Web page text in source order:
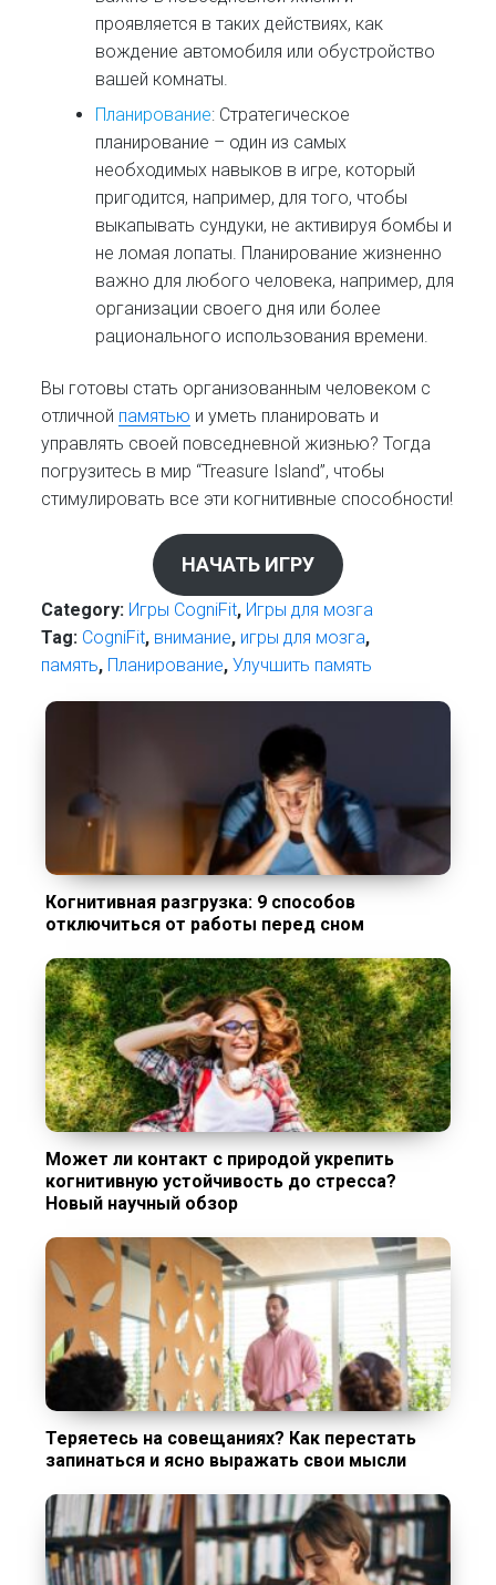
проявляется в таких действиях, как
вождение автомобиля или обустройство
вашей комнаты.
Планирование: Стратегическое
планирование – один из самых
необходимых навыков в игре, который
пригодится, например, для того, чтобы
выкапывать сундуки, не активируя бомбы и
не ломая лопаты. Планирование жизненно
важно для любого человека, например, для
организации своего дня или более
рационального использования времени.
Вы готовы стать организованным человеком с
отличной памятью и уметь планировать и
управлять своей повседневной жизнью? Тогда
погрузитесь в мир “Treasure Island”, чтобы
стимулировать все эти когнитивные способности!
НАЧАТЬ ИГРУ
Category: Игры CogniFit, Игры для мозга
Tag: CogniFit, внимание, игры для мозга,
память, Планирование,Улучшить память
Когнитивная разгрузка: 9 способов
отключиться от работы перед сном
Может ли контакт с природой укрепить
когнитивную устойчивость до стресса?
Новый научный обзор
Теряетесь на совещаниях? Как перестать
запинаться и ясно выражать свои мысли